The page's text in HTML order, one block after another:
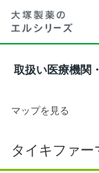
取扱い医療機関
マップを見る
タイキファ